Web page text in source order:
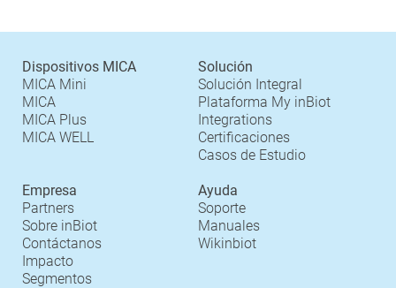
Dispositivos MICA
MICA Mini
MICA
MICA Plus
MICA WELL
Solución
Solución Integral
Plataforma My inBiot
Integrations
Certificaciones
Casos de Estudio
Empresa
Partners
Sobre inBiot
Contáctanos
Impacto
Segmentos
Ayuda
Soporte
Manuales
Wikinbiot